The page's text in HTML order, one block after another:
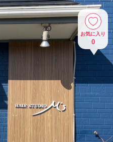
お気に入り
0